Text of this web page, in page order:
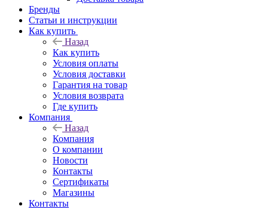
Бренды
Статьи и инструкции
Как купить
Назад
Как купить
Условия оплаты
Условия доставки
Гарантия на товар
Условия возврата
Где купить
Компания
Назад
Компания
О компании
Новости
Контакты
Сертификаты
Магазины
Контакты